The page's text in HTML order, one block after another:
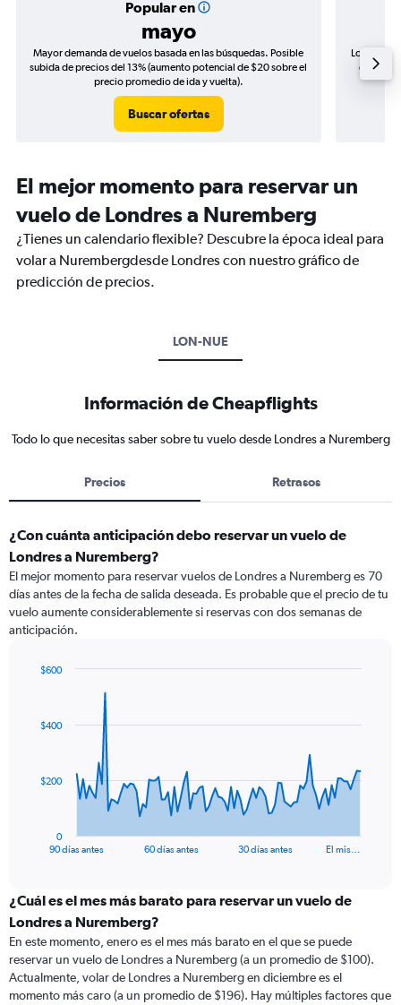
Popular en
mayo
Mayor demanda de vuelos basada en las búsquedas. Posible
subida de precios del 13% (aumento potencial de $20 sobre el
precio promedio de ida y vuelta).
Buscar ofertas
Los
de
El mejor momento para reservar un
vuelo de Londres a Nuremberg
¿Tienes un calendario flexible? Descubre la época ideal para
volar a Nurembergdesde Londres con nuestro gráfico de
predicción de precios.
LON-NUE
Información de Cheapflights
Todo lo que necesitas saber sobre tu vuelo desde Londres a Nuremberg
Precios Retrasos
¿Con cuánta anticipación debo reservar un vuelo de
Londres a Nuremberg?
El mejor momento para reservar vuelos de Londres a Nuremberg es 70
días antes de la fecha de salida deseada. Es probable que el precio de tu
vuelo aumente considerablemente si reservas con dos semanas de
anticipación.
data
The
categories.
Range:
categories.
The
chart
has
90 días antes 60 días antes 30 días antes El mis…
0
$200
$400
$600
¿Cuál es el mes más barato para reservar un vuelo de
Londres a Nuremberg?
En este momento, enero es el mes más barato en el que se puede
reservar un vuelo de Londres a Nuremberg (a un promedio de $100).
Actualmente, volar de Londres a Nuremberg en diciembre es el
momento más caro (a un promedio de $196). Hay múltiples factores que